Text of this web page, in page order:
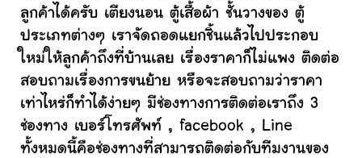
ลูกค้าได้ครับ เตียงนอน ตู้เสื้อผ้า ชั้นวางของ ตู้
ประเภทต่างๆ เราจัดถอดแยกชิ้นแล้วไปประกอบ
ใหม่ให้ลูกค้าถึงที่บ้านเลย เรื่องราคาก็ไม่แพง ติดต่อ
สอบถามเรื่องการขนย้าย หรือจะสอบถามว่าราคา
เท่าไหร่ก็ทำได้ง่ายๆ มีช่องทางการติดต่อเราถึง 3
ช่องทาง เบอร์โทรศัพท์ , facebook , Line
ทั้งหมดนี้คือช่องทางที่สามารถติดต่อกับทีมงานของ